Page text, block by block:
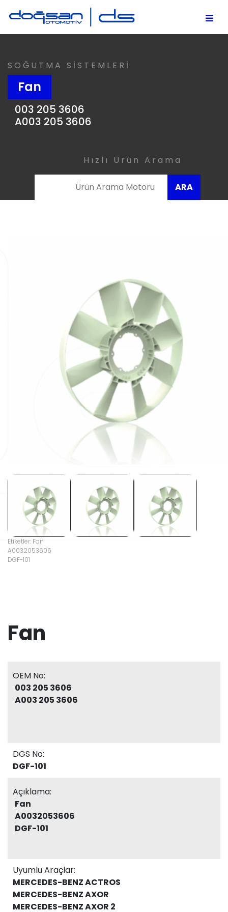
SOĞUTMA SİSTEMLERİ
Fan
003 205 3606
A003 205 3606
Hızlı Ürün Arama
ARA
Etiketler: Fan
A0032053606
DGF-101
Fan
OEM No:
003 205 3606
A003 205 3606
DGS No:
DGF-101
Açıklama:
Fan
A0032053606
DGF-101
Uyumlu Araçlar:
MERCEDES-BENZ ACTROS
MERCEDES-BENZ AXOR
MERCEDES-BENZ AXOR 2